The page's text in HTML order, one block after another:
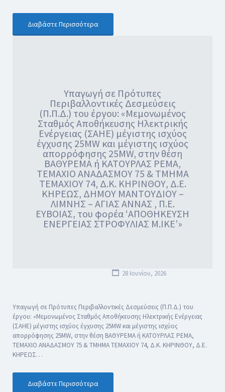
Διαβάστε Περισσότερα
Υπαγωγή σε Πρότυπες
Περιβαλλοντικές Δεσμεύσεις
(Π.Π.Δ.) του έργου: «Μεμονωμένος
Σταθμός Αποθήκευσης Ηλεκτρικής
Ενέργειας (ΣΑΗΕ) μέγιστης ισχύος
έγχυσης 25MW και μέγιστης ισχύος
απορρόφησης 25MW, στην θέση
ΒΑΘΥΡΕΜΑ ή ΚΑΤΟΥΡΛΑΣ ΡΕΜΑ,
ΤΕΜΑΧΙΟ ΑΝΑΔΑΣΜΟΥ 75 & ΤΜΗΜΑ
ΤΕΜΑΧΙΟΥ 74, Δ.Κ. ΚΗΡΙΝΘΟΥ, Δ.Ε.
ΚΗΡΕΩΣ, ΔΗΜΟΥ ΜΑΝΤΟΥΔΙΟΥ –
ΛΙΜΝΗΣ – ΑΓΙΑΣ ΑΝΝΑΣ , Π.Ε.
ΕΥΒΟΙΑΣ, του φορέα ‘ΑΠΟΘΗΚΕΥΣΗ
ΕΝΕΡΓΕΙΑΣ ΣΤΡΟΦΥΛΙΑΣ Μ.ΙΚΕ’»
28 Ιουνίου, 2026
Υπαγωγή σε Πρότυπες Περιβαλλοντικές Δεσμεύσεις (Π.Π.Δ.) του
έργου: «Μεμονωμένος Σταθμός Αποθήκευσης Ηλεκτρικής Ενέργειας
(ΣΑΗΕ) μέγιστης ισχύος έγχυσης 25MW και μέγιστης ισχύος
απορρόφησης 25MW, στην θέση ΒΑΘΥΡΕΜΑ ή ΚΑΤΟΥΡΛΑΣ ΡΕΜΑ,
ΤΕΜΑΧΙΟ ΑΝΑΔΑΣΜΟΥ 75 & ΤΜΗΜΑ ΤΕΜΑΧΙΟΥ 74, Δ.Κ. ΚΗΡΙΝΘΟΥ, Δ.Ε.
ΚΗΡΕΩΣ…
Διαβάστε Περισσότερα